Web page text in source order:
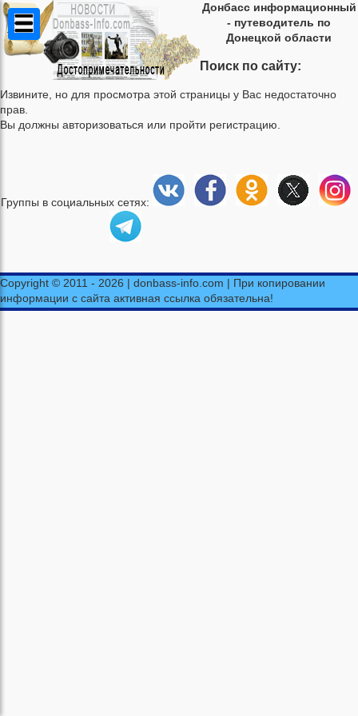
Донбасс информационный
- путеводитель по
Донецкой области
Поиск по сайту:
Извините, но для просмотра этой страницы у Вас недостаточно
прав.
Вы должны авторизоваться или пройти регистрацию.
Группы в социальных сетях:
Copyright © 2011 - 2026 | donbass-info.com | При копировании
информации с сайта активная ссылка обязательна!